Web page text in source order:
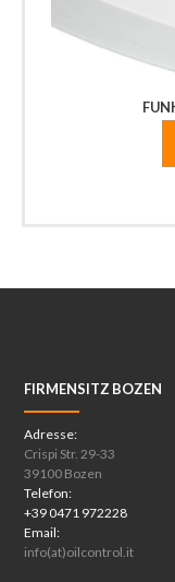
FIRMENSITZ BOZEN
Adresse:
Crispi Str. 29-33
39100 Bozen
Telefon:
+39 0471 972228
Email:
info(at)oilcontrol.it